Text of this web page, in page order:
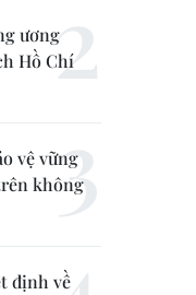
ương
Hồ Chí
vệ vững
không
định về